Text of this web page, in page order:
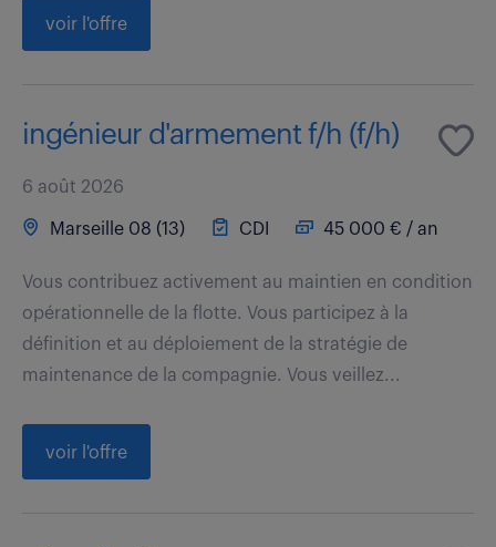
voir l'offre
ingénieur d'armement f/h (f/h)
6 août 2026
Marseille 08 (13) CDI 45 000 € / an
Vous contribuez activement au maintien en condition
opérationnelle de la flotte. Vous participez à la
définition et au déploiement de la stratégie de
maintenance de la compagnie. Vous veillez...
voir l'offre